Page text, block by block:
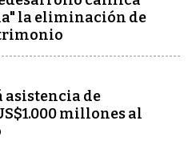
la eliminación de
asistencia de
millones al